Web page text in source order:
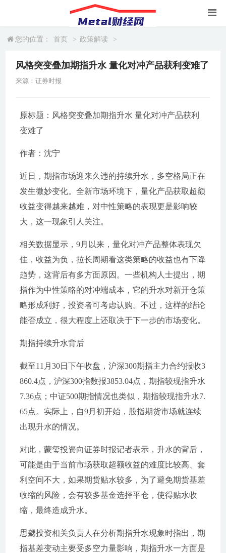
您的位置： 首页 > 政策解读 >
风格突变叠加期指升水 量化对冲产品获利变难了
来源：证券时报
原标题：风格突变叠加期指升水 量化对冲产品获利
变难了
作者：沈宁
近日，期指市场迎来久违的持续升水，多空格局正在
发生微妙变化。全新市场环境下，量化产品获取超额
收益变得越来越难，对中性策略的表现更是影响较
大，这一现象引人关注。
相关数据显示，9月以来，量化对冲产品整体表现欠
佳，收益为负，拉长周期看这类策略的收益也有下降
趋势，这背后有多方面原因。一些机构人士提出，期
指作为中性策略的对冲端成本，它的升水对新开仓策
略形成利好，投资者可考虑认购。不过，这样的结论
能否成立，很大程度上还取决于下一步的市场变化。
期指持续升水背后
截至11月30日下午收盘，沪深300期指主力合约报收3
860.4点，沪深300指数报3853.04点，期指较现指升水
7.36点；中证500期指情况也类似，期指较现指升水7.
65点。实际上，自9月初开始，股指期货市场就连续
出现升水的情况。
对此，蒙玺投资向证券时报记者表示，升水的背后，
可能是由于当前市场获取超额收益的难度比较高、套
利空间不大，如果期货贴水较多，为了避免期货基差
收缩的风险，会有较多基金选择平仓，使得贴水收
缩，最终造成升水。
思勰投资相关负责人在分析期指升水现象时指出，期
指基差变动主要受多空力量影响，期指升水一方面是